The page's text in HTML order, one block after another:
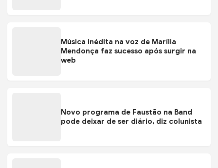
Música inédita na voz de Marília
Mendonça faz sucesso após surgir na
web
Novo programa de Faustão na Band
pode deixar de ser diário, diz colunista